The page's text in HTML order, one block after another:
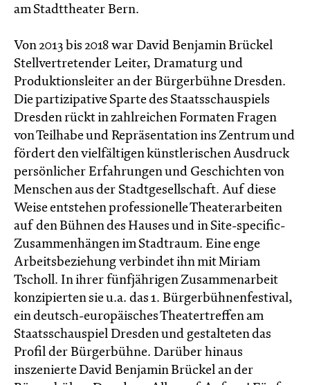
am Stadttheater Bern.
Von 2013 bis 2018 war David Benjamin Brückel
Stellvertretender Leiter, Dramaturg und
Produktionsleiter an der Bürgerbühne Dresden.
Die partizipative Sparte des Staatsschauspiels
Dresden rückt in zahlreichen Formaten Fragen
von Teilhabe und Repräsentation ins Zentrum und
fördert den vielfältigen künstlerischen Ausdruck
persönlicher Erfahrungen und Geschichten von
Menschen aus der Stadtgesellschaft. Auf diese
Weise entstehen professionelle Theaterarbeiten
auf den Bühnen des Hauses und in Site-specific-
Zusammenhängen im Stadtraum. Eine enge
Arbeitsbeziehung verbindet ihn mit Miriam
Tscholl. In ihrer fünfjährigen Zusammenarbeit
konzipierten sie u.a. das 1. Bürgerbühnenfestival,
ein deutsch-europäisches Theatertreffen am
Staatsschauspiel Dresden und gestalteten das
Profil der Bürgerbühne. Darüber hinaus
inszenierte David Benjamin Brückel an der